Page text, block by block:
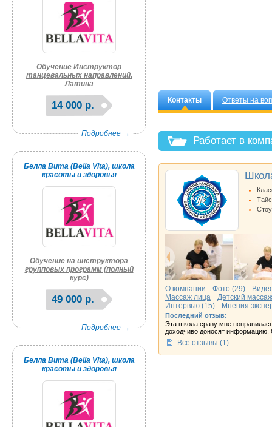
Обучение Инструктор
танцевальных направлений.
Латина
14 000 р.
Подробнее →
Белла Вита (Bella Vita), школа
красоты и здоровья
Обучение на инструктора
групповых программ (полный
курс)
49 000 р.
Подробнее →
Белла Вита (Bella Vita), школа
красоты и здоровья
Контакты Ответы на
Работает в
О компании Фото (29)
Массаж лица
Детский массаж
Интервью (15)
Мнения
Последний отзыв:
Эта школа сразу мне
доходчиво доносят информацию.
Все отзывы (1)